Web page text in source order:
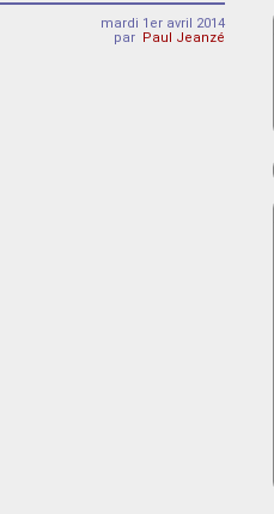
mardi 1er avril 2014
par Paul Jeanzé